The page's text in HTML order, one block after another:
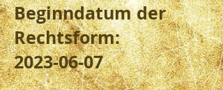
Beginndatum der
Rechtsform:
2023-06-07